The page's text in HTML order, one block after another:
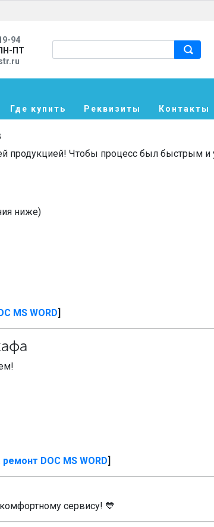
94
ПТ
Где купить Реквизиты Контакты
продукцией! Чтобы процесс был быстрым
ниже)
MS WORD]
DOC MS WORD]
сервису! 💙